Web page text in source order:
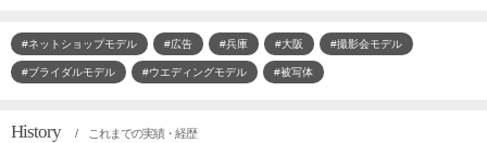
#ネットショップモデル #広告 #兵庫 #大阪 #撮影会モデル
#ブライダルモデル #ウエディングモデル #被写体
History / これまでの実績・経歴